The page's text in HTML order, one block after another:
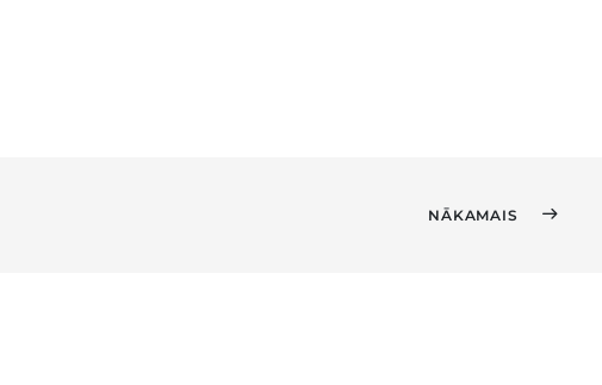
NĀKAMAIS